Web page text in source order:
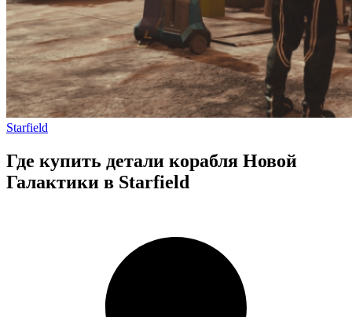
Starfield
Где купить детали корабля Новой
Галактики в Starfield